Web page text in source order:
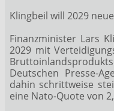
Klingbeil will 2029
Finanzminister Lars
2029 mit
Deutschen Presse-
dahin schrittweise
eine Nato-Quote von